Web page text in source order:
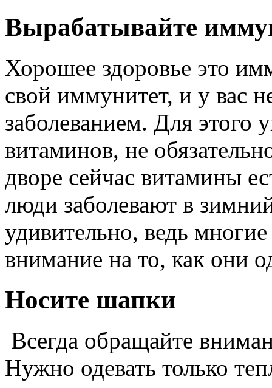
Вырабатывайте
Хорошее здоровье это
свой иммунитет, и у вас
заболеванием. Для этого
витаминов, не
дворе сейчас витамины
люди заболевают в
удивительно, ведь
внимание на то, как они
Носите шапки
Всегда обращайте
Нужно одевать только